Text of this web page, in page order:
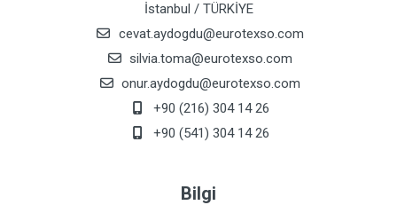
İstanbul / TÜRKİYE
cevat.aydogdu@eurotexso.com
silvia.toma@eurotexso.com
onur.aydogdu@eurotexso.com
+90 (216) 304 14 26
+90 (541) 304 14 26
Bilgi